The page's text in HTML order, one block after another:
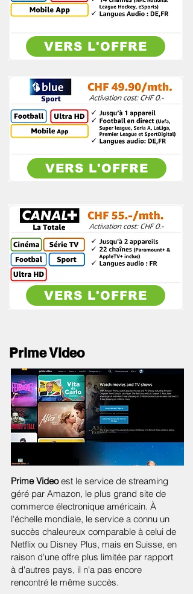
VERS L'OFFRE
VERS L'OFFRE
VERS L'OFFRE
Prime Video
Prime Videoest le service de streaming
géré par Amazon, le plus grand site de
commerce électronique américain. À
l'échelle mondiale, le service a connu un
succès chaleureux comparable à celui de
Netflix ou Disney Plus, mais en Suisse, en
raison d'une offre plus limitée par rapport
à d'autres pays, il n'a pas encore
rencontré le même succès.